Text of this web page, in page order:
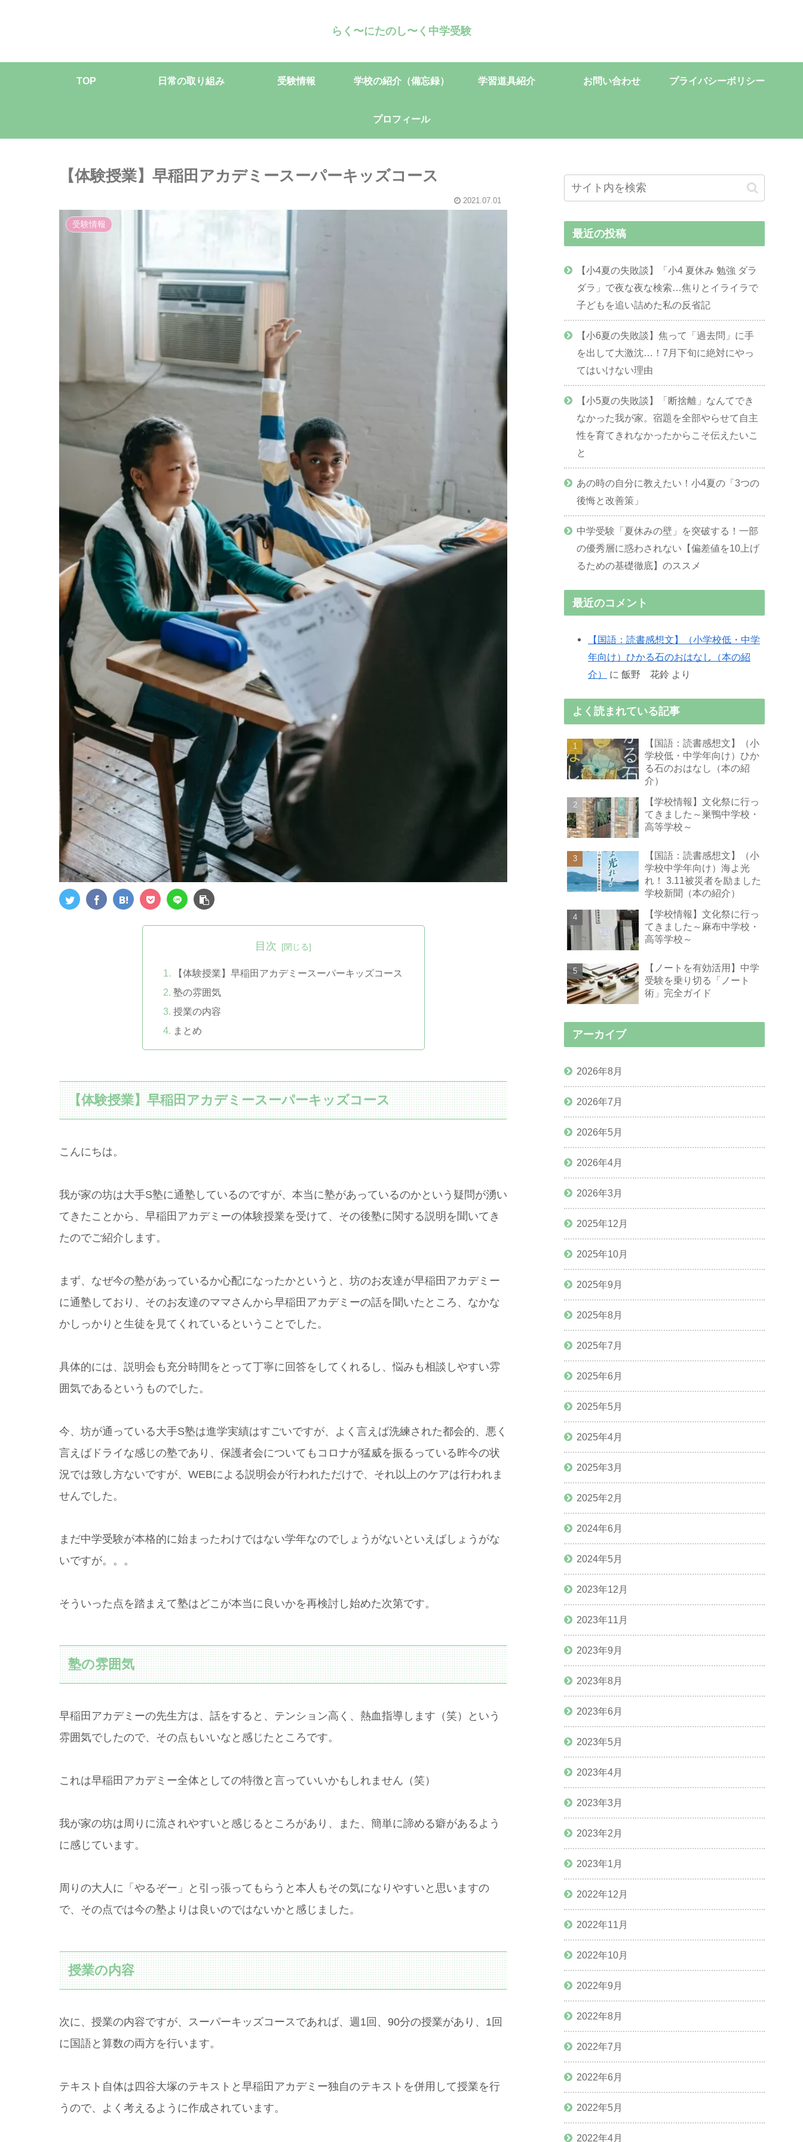
らく〜にたのし〜く中学受験
TOP 日常の取り組み 受験情報 学校の紹介（備忘録） 学習道具紹介 お問い合わせ プライバシーポリシー
プロフィール
【体験授業】早稲田アカデミースーパーキッズコース
2021.07.01
受験情報
目次
【体験授業】早稲田アカデミースーパーキッズコース
塾の雰囲気
授業の内容
まとめ
【体験授業】早稲田アカデミースーパーキッズコース
こんにちは。
我が家の坊は大手S塾に通塾しているのですが、本当に塾があっているのかという疑問が湧い
てきたことから、早稲田アカデミーの体験授業を受けて、その後塾に関する説明を聞いてき
たのでご紹介します。
まず、なぜ今の塾があっているか心配になったかというと、坊のお友達が早稲田アカデミー
に通塾しており、そのお友達のママさんから早稲田アカデミーの話を聞いたところ、なかな
かしっかりと生徒を見てくれているということでした。
具体的には、説明会も充分時間をとって丁寧に回答をしてくれるし、悩みも相談しやすい雰
囲気であるというものでした。
今、坊が通っている大手S塾は進学実績はすごいですが、よく言えば洗練された都会的、悪く
言えばドライな感じの塾であり、保護者会についてもコロナが猛威を振るっている昨今の状
況では致し方ないですが、WEBによる説明会が行われただけで、それ以上のケアは行われま
せんでした。
まだ中学受験が本格的に始まったわけではない学年なのでしょうがないといえばしょうがな
いですが。。。
そういった点を踏まえて塾はどこが本当に良いかを再検討し始めた次第です。
塾の雰囲気
早稲田アカデミーの先生方は、話をすると、テンション高く、熱血指導します（笑）という
雰囲気でしたので、その点もいいなと感じたところです。
これは早稲田アカデミー全体としての特徴と言っていいかもしれません（笑）
我が家の坊は周りに流されやすいと感じるところがあり、また、簡単に諦める癖があるよう
に感じています。
周りの大人に「やるぞー」と引っ張ってもらうと本人もその気になりやすいと思いますの
で、その点では今の塾よりは良いのではないかと感じました。
授業の内容
次に、授業の内容ですが、スーパーキッズコースであれば、週1回、90分の授業があり、1回
に国語と算数の両方を行います。
テキスト自体は四谷大塚のテキストと早稲田アカデミー独自のテキストを併用して授業を行
うので、よく考えるように作成されています。
最近の投稿
【小4夏の失敗談】「小4 夏休み 勉強 ダラ
ダラ」で夜な夜な検索…焦りとイライラで
子どもを追い詰めた私の反省記
【小6夏の失敗談】焦って「過去問」に手
を出して大激沈…！7月下旬に絶対にやっ
てはいけない理由
【小5夏の失敗談】「断捨離」なんてでき
なかった我が家。宿題を全部やらせて自主
性を育てきれなかったからこそ伝えたいこ
と
あの時の自分に教えたい！小4夏の「3つの
後悔と改善策」
中学受験「夏休みの壁」を突破する！一部
の優秀層に惑わされない【偏差値を10上げ
るための基礎徹底】のススメ
最近のコメント
【国語：読書感想文】（小学校低・中学
年向け）ひかる石のおはなし（本の紹
介）
に 飯野 花鈴 より
よく読まれている記事
【国語：読書感想文】（小
学校低・中学年向け）ひか
る石のおはなし（本の紹
介）
【学校情報】文化祭に行っ
てきました～巣鴨中学校・
高等学校～
【国語：読書感想文】（小
学校中学年向け）海よ光
れ！ 3.11被災者を励ました
学校新聞（本の紹介）
【学校情報】文化祭に行っ
てきました～麻布中学校・
高等学校～
【ノートを有効活用】中学
受験を乗り切る「ノート
術」完全ガイド
アーカイブ
2026年8月
2026年7月
2026年5月
2026年4月
2026年3月
2025年12月
2025年10月
2025年9月
2025年8月
2025年7月
2025年6月
2025年5月
2025年4月
2025年3月
2025年2月
2024年6月
2024年5月
2023年12月
2023年11月
2023年9月
2023年8月
2023年6月
2023年5月
2023年4月
2023年3月
2023年2月
2023年1月
2022年12月
2022年11月
2022年10月
2022年9月
2022年8月
2022年7月
2022年6月
2022年5月
2022年4月